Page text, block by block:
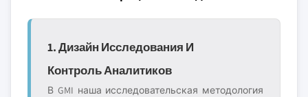
1. Дизайн Исследования И
Контроль Аналитиков
В GMI наша исследовательская методология